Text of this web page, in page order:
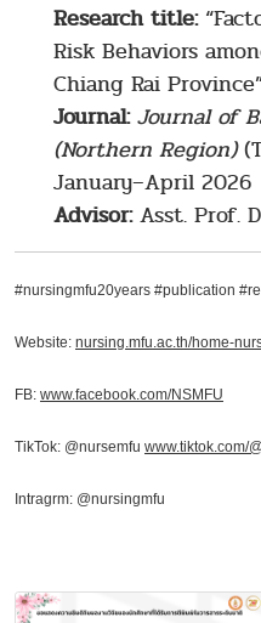
Research title:
Risk Behaviors
Chiang Rai
Journal: Journal of
(Northern Region)
January–April 2026
Advisor:Asst. Prof.
#nursingmfu20years #publication
Website: nursing.mfu.ac.th/home-
FB: www.facebook.com/NSMFU
TikTok: @nursemfu www.tiktok.com/
Intragrm: @nursingmfu